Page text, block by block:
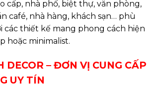
cấp, nhà phố, biệt thự, văn phòng,
café, nhà hàng, khách sạn… phù
các thiết kế mang phong cách hiện
hoặc minimalist.
DECOR – ĐƠN VỊ CUNG CẤP
UY TÍN